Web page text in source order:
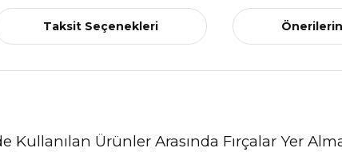
Taksit Seçenekleri
Ürünler Arasında Fırçalar Yer